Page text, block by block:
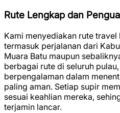
Rute Lengkap dan
Kami menyediakan rute
termasuk perjalanan dari
Muara Batu maupun
berbagai rute di seluruh
berpengalaman dalam
paling aman. Setiap supir
sesuai keahlian mereka,
terjamin lancar.